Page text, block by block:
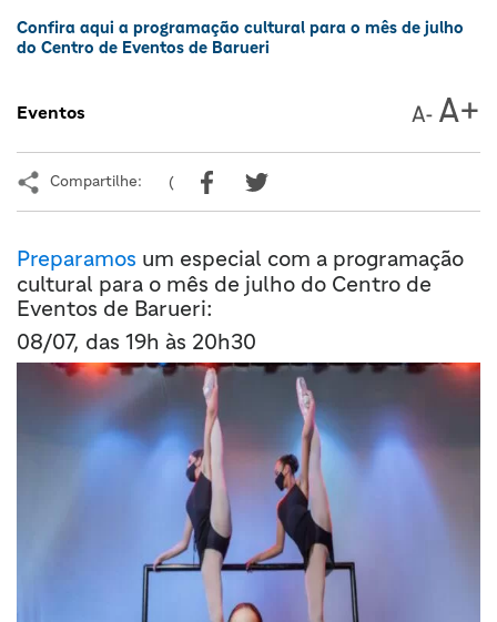
Confira aqui a programação cultural para o mês de julho
do Centro de Eventos de Barueri
Eventos
Compartilhe: (
Preparamos um especial com a programação
cultural para o mês de julho do Centro de
Eventos de Barueri:
08/07, das 19h às 20h30